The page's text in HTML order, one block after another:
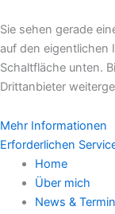
Sie sehen gerade
auf den eigentlichen
Schaltfläche unten.
Drittanbieter
Mehr Informationen
Erforderlichen
Home
Über mich
News &